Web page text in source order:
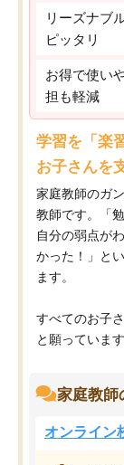
リーズナブ
ピッタリ
お得で使い
担も軽減
学習を「楽
お子さんを
家庭教師のガ
教師です。「
自分の弱点が
かった！」と
ます。
すべてのお子
と願っていま
家庭教師
オンライン